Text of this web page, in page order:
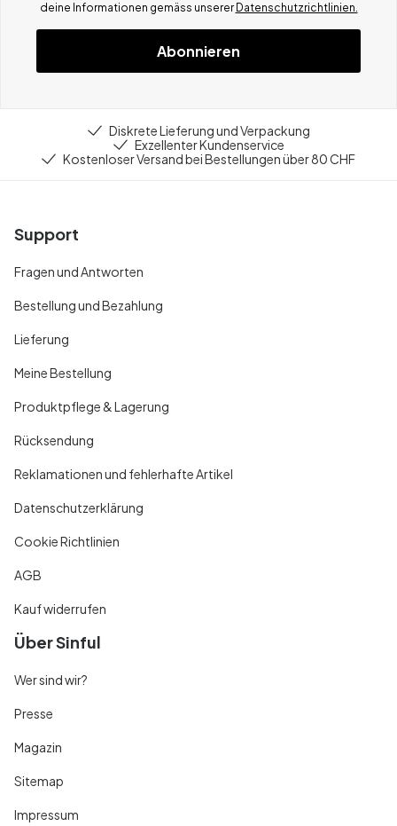
deine Informationen gemäss unserer Datenschutzrichtlinien.
Abonnieren
Diskrete Lieferung und Verpackung
Exzellenter Kundenservice
Kostenloser Versand bei Bestellungen über 80 CHF
Support
Fragen und Antworten
Bestellung und Bezahlung
Lieferung
Meine Bestellung
Produktpflege & Lagerung
Rücksendung
Reklamationen und fehlerhafte Artikel
Datenschutzerklärung
Cookie Richtlinien
AGB
Kauf widerrufen
Über Sinful
Wer sind wir?
Presse
Magazin
Sitemap
Impressum